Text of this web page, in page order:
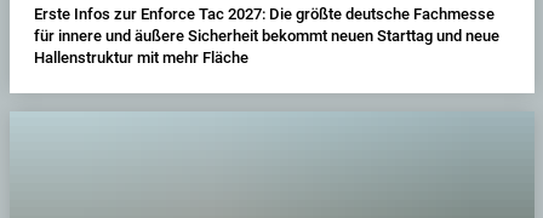
Erste Infos zur Enforce Tac 2027: Die größte deutsche Fachmesse
für innere und äußere Sicherheit bekommt neuen Starttag und neue
Hallenstruktur mit mehr Fläche